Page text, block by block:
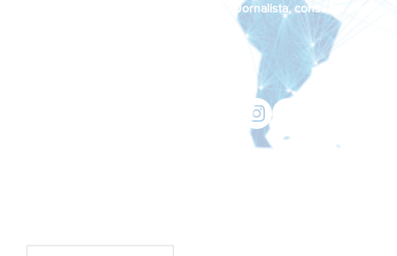
Jornalista, consultor de